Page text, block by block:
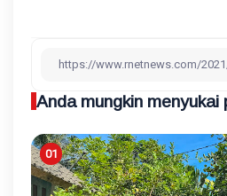
Anda mungkin menyukai